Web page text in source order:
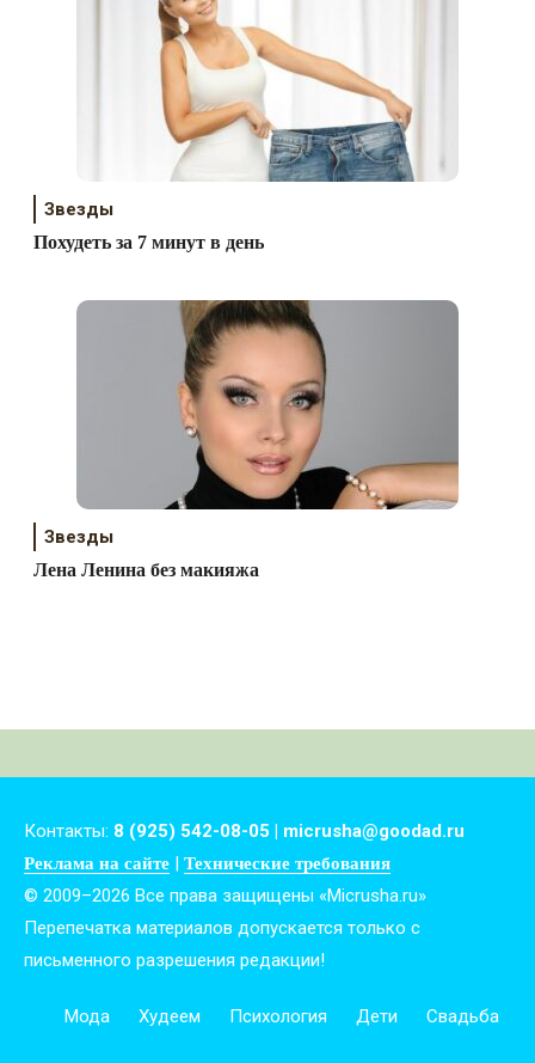
Звезды
Похудеть за 7 минут в день
Звезды
Лена Ленина без макияжа
Контакты: 8 (925) 542-08-05 | micrusha@goodad.ru
Реклама на сайте | Технические требования
© 2009–2026 Все права защищены «Micrusha.ru»
Перепечатка материалов допускается только с
письменного разрешения редакции!
Мода Худеем Психология Дети Свадьба